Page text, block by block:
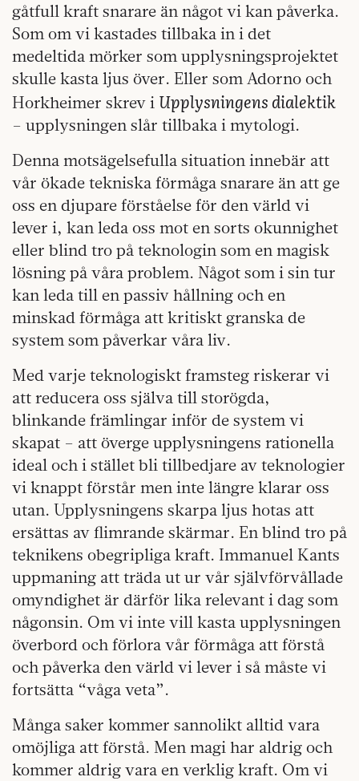
gåtfull kraft snarare än något vi kan påverka.
Som om vi kastades tillbaka in i det
medeltida mörker som upplysningsprojektet
skulle kasta ljus över. Eller som Adorno och
Horkheimer skrev i Upplysningens dialektik
– upplysningen slår tillbaka i mytologi.
Denna motsägelsefulla situation innebär att
vår ökade tekniska förmåga snarare än att ge
oss en djupare förståelse för den värld vi
lever i, kan leda oss mot en sorts okunnighet
eller blind tro på teknologin som en magisk
lösning på våra problem. Något som i sin tur
kan leda till en passiv hållning och en
minskad förmåga att kritiskt granska de
system som påverkar våra liv.
Med varje teknologiskt framsteg riskerar vi
att reducera oss själva till storögda,
blinkande främlingar inför de system vi
skapat – att överge upplysningens rationella
ideal och i stället bli tillbedjare av teknologier
vi knappt förstår men inte längre klarar oss
utan. Upplysningens skarpa ljus hotas att
ersättas av flimrande skärmar. En blind tro på
teknikens obegripliga kraft. Immanuel Kants
uppmaning att träda ut ur vår självförvållade
omyndighet är därför lika relevant i dag som
någonsin. Om vi inte vill kasta upplysningen
överbord och förlora vår förmåga att förstå
och påverka den värld vi lever i så måste vi
fortsätta “våga veta”.
Många saker kommer sannolikt alltid vara
omöjliga att förstå. Men magi har aldrig och
kommer aldrig vara en verklig kraft. Om vi